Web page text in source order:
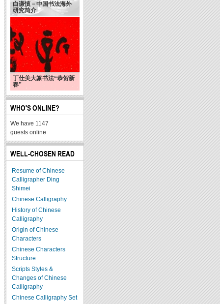
白谦慎－中国书法海外
研究简介
丁仕美大篆书法“恭贺新
春”
WHO'S ONLINE?
We have 1147
guests online
WELL-CHOSEN READ
Resume of Chinese
Calligrapher Ding
Shimei
Chinese Calligraphy
History of Chinese
Calligraphy
Origin of Chinese
Characters
Chinese Characters
Structure
Scripts Styles &
Changes of Chinese
Calligraphy
Chinese Calligraphy Set